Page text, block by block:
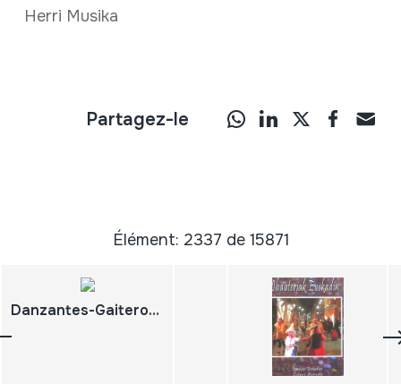
Herri Musika
Partagez-le
Élément: 2337 de 15871
Danzantes-Gaiteros de Pamplona; Ochagavia 2004-09-8